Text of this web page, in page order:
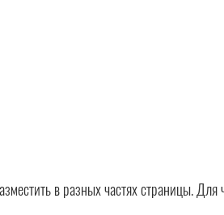
в разных частях страницы. Для